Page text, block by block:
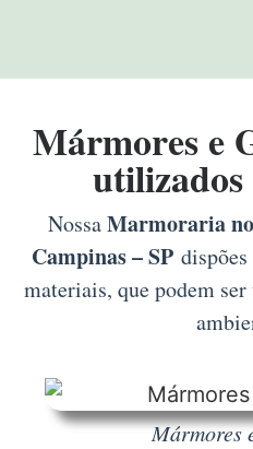
Mármores e
NossaMarmoraria
Campinas – SP
materiais, que podem
Mármores